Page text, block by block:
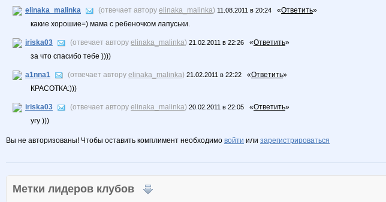
elinaka_malinka (отвечает автору elinaka_malinka) 11.08.2011 в 20:24 «Ответить»
какие хорошие=) мама с ребеночком лапуськи.
iriska03 (отвечает автору elinaka_malinka) 21.02.2011 в 22:26 «Ответить»
за что спасибо тебе ))))
a1nna1 (отвечает автору elinaka_malinka) 21.02.2011 в 22:22 «Ответить»
КРАСОТКА:)))
iriska03 (отвечает автору elinaka_malinka) 20.02.2011 в 22:05 «Ответить»
угу )))
Вы не авторизованы! Чтобы оставить комплимент необходимо войти или зарегистрироваться
Метки лидеров клубов